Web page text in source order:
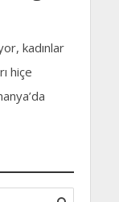
kadınlar
hiçe